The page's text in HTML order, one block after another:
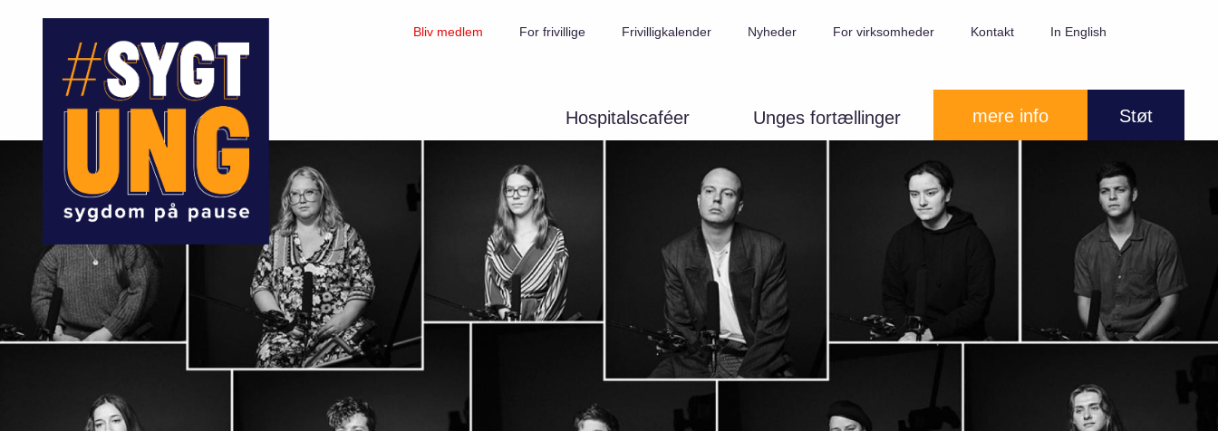
hovedindhold
Hospitalscaféer Unges fortællinger mere info Støt
service Bliv medlem For frivillige Frivilligkalender Nyheder For virksomheder Kontakt In English